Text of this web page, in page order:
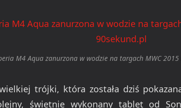
M4 Aqua zanurzona w wodzie na targach MWC
trójki, która została dziś
świetnie wykonany tablet od